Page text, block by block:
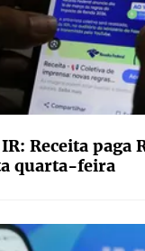
Receita paga
quarta-feira